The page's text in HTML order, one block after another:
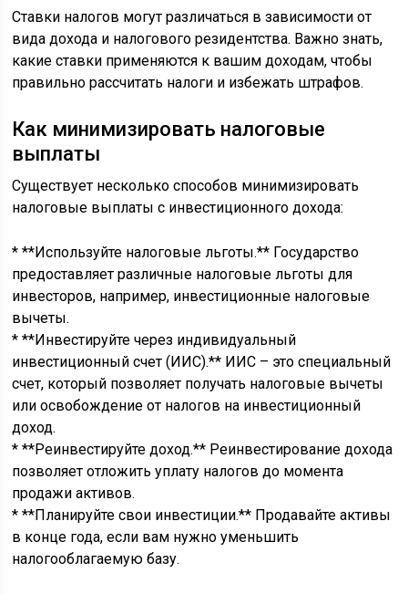
Ставки налогов могут различаться в зависимости от
вида дохода и налогового резидентства. Важно знать,
какие ставки применяются к вашим доходам, чтобы
правильно рассчитать налоги и избежать штрафов.
Как минимизировать налоговые
выплаты
Существует несколько способов минимизировать
налоговые выплаты с инвестиционного дохода:
* **Используйте налоговые льготы.** Государство
предоставляет различные налоговые льготы для
инвесторов, например, инвестиционные налоговые
вычеты.
* **Инвестируйте через индивидуальный
инвестиционный счет (ИИС).** ИИС – это специальный
счет, который позволяет получать налоговые вычеты
или освобождение от налогов на инвестиционный
доход.
* **Реинвестируйте доход.** Реинвестирование дохода
позволяет отложить уплату налогов до момента
продажи активов.
* **Планируйте свои инвестиции.** Продавайте активы
в конце года, если вам нужно уменьшить
налогооблагаемую базу.